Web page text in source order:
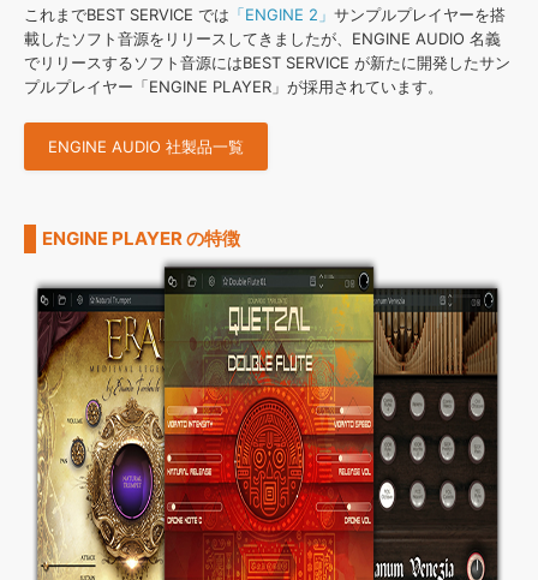
これまでBEST SERVICE では 「ENGINE 2」 サンプルプレイヤーを搭
載したソフト音源をリリースしてきましたが、ENGINE AUDIO 名義
でリリースするソフト音源にはBEST SERVICE が新たに開発したサン
プルプレイヤー「ENGINE PLAYER」が採用されています。
ENGINE AUDIO 社製品一覧
ENGINE PLAYER の特徴